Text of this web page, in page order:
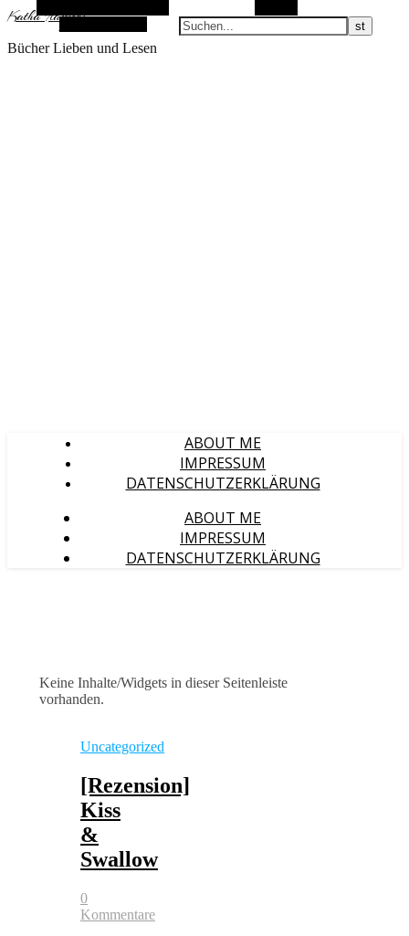
KathaFlauschi
Bücher Lieben und Lesen
Zufallsauswahl
ABOUT ME
IMPRESSUM
DATENSCHUTZERKLÄRUNG
ABOUT ME
IMPRESSUM
DATENSCHUTZERKLÄRUNG
Keine Inhalte/Widgets in dieser Seitenleiste
vorhanden.
Uncategorized
[Rezension]
Kiss
&
Swallow
0
Kommentare